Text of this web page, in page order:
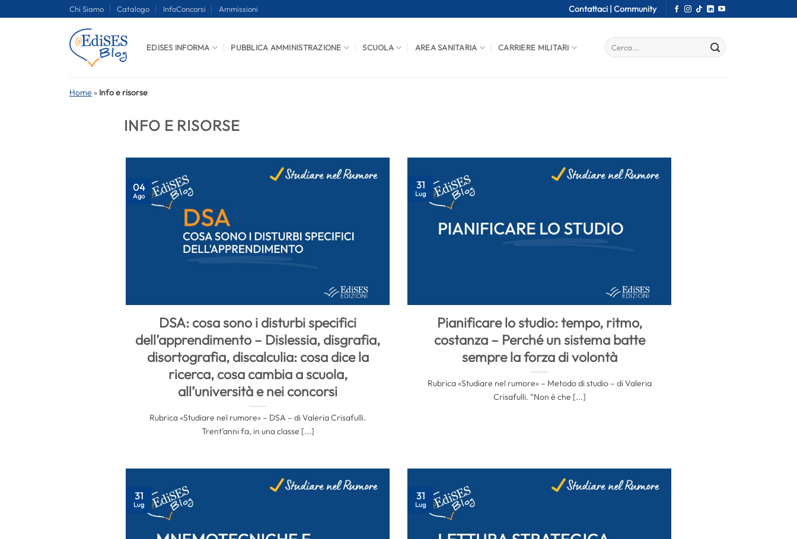
Chi Siamo Catalogo InfoConcorsi Ammissioni Contattaci | Community
EDISES INFORMA PUBBLICA AMMINISTRAZIONE SCUOLA AREA SANITARIA CARRIERE MILITARI
Home » Info e risorse
INFO E RISORSE
DSA: cosa sono i disturbi specifici
dell’apprendimento – Dislessia, disgrafia,
disortografia, discalculia: cosa dice la
ricerca, cosa cambia a scuola,
all’università e nei concorsi
Rubrica «Studiare nel rumore» – DSA – di Valeria Crisafulli.
Trent’anni fa, in una classe [...]
04
Ago
Pianificare lo studio: tempo, ritmo,
costanza – Perché un sistema batte
sempre la forza di volontà
Rubrica «Studiare nel rumore» – Metodo di studio – di Valeria
Crisafulli. “Non è che [...]
31
Lug
31
Lug
31
Lug